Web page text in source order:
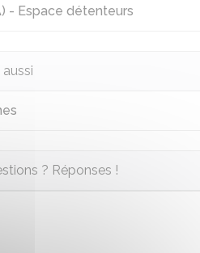
- Espace détenteurs
aussi
? Réponses !